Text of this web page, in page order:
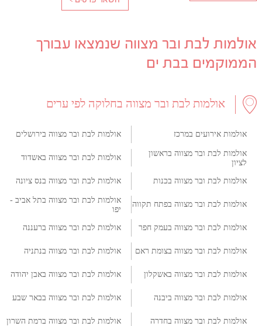
אולמות לבת ובר מצווה שנמצאו עבורך
הממוקמים בבת ים
אולמות לבת ובר מצווה בחלוקה לפי ערים
אולמות אירועים במרכז אולמות לבת ובר מצווה בירושלים
אולמות לבת ובר מצווה בראשון
לציון
אולמות לבת ובר מצווה באשדוד
אולמות לבת ובר מצווה בכנות אולמות לבת ובר מצווה בנס ציונה
אולמות לבת ובר מצווה בפתח תקווה
אולמות לבת ובר מצווה בתל אביב -
יפו
אולמות לבת ובר מצווה בעמק חפר אולמות לבת ובר מצווה ברעננה
אולמות לבת ובר מצווה בצומת ראם אולמות לבת ובר מצווה בנתניה
אולמות לבת ובר מצווה באשקלון אולמות לבת ובר מצווה באבן יהודה
אולמות לבת ובר מצווה ביבנה אולמות לבת ובר מצווה בבאר שבע
אולמות לבת ובר מצווה בחדרה אולמות לבת ובר מצווה ברמת השרון